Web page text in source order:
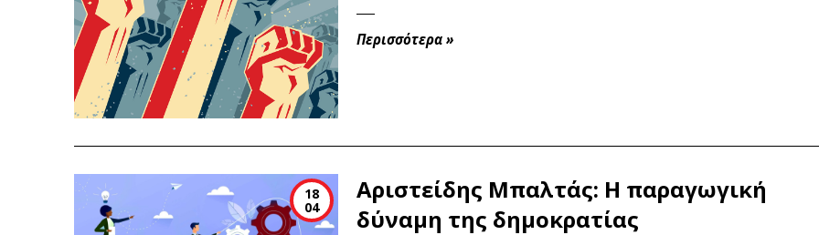
Περισσότερα»
18
04
Αριστείδης Μπαλτάς: Η παραγωγική
δύναμη της δημοκρατίας